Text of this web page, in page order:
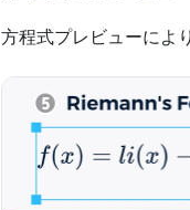
方程式プレビューによ